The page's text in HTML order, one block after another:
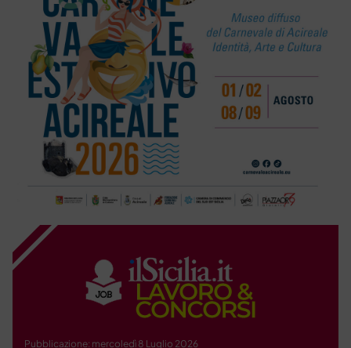
Pubblicazione: mercoledì 8 Luglio 2026